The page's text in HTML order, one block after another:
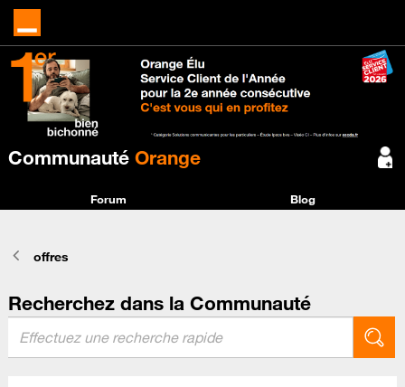
Communauté Orange
Forum Blog
offres
Recherchez dans la Communauté